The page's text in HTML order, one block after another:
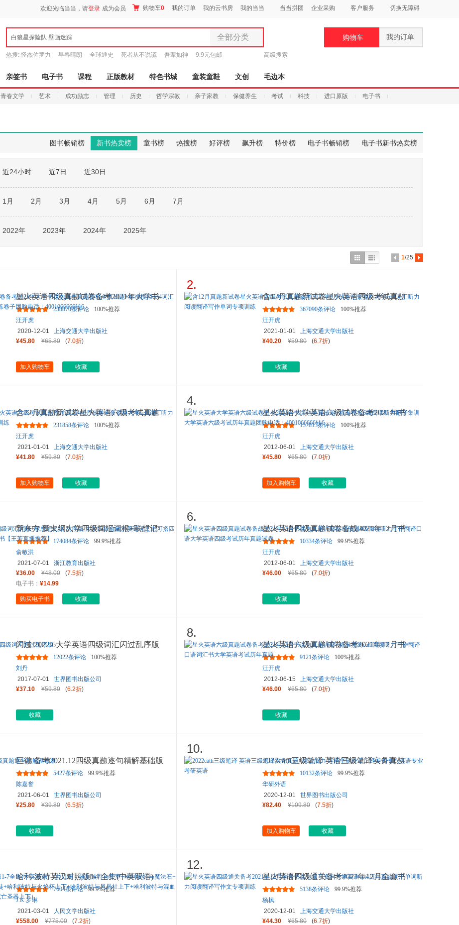
欢迎光临当当，请登录 成为会员 购物车0 我的订单 我的云书房 我的当当 当当拼团 企业采购 客户服务 切换无障碍
白狼星探险队 壁画迷踪 全部分类
全部分类
图书
电子书
音像
玩具
孕婴服饰
数码影音
热搜: 怪杰佐罗力 早春晴朗 全球通史 死者从不说谎 吾辈如神 9.9元包邮 高级搜索
购物车 我的订单
亲签书 电子书 课程 正版教材 特色书城 童装童鞋 文创 毛边本
青春文学 艺术 成功励志 管理 历史 哲学宗教 亲子家教 保健养生 考试 科技 进口原版 电子书
图书畅销榜 新书热卖榜 童书榜 热搜榜 好评榜 飙升榜 特价榜 电子书畅销榜 电子书新书热卖榜
近24小时 近7日 近30日
1月 2月 3月 4月 5月 6月 7月
2022年 2023年 2024年 2025年
1/25
星火英语四级真题试卷备考2021年大学书
课包历年真题资料全真试题...
238870条评论
100%推荐
汪开虎
2020-12-01
上海交通大学出版社
¥45.80
¥65.80 (7.0折)
加入购物车 收藏
2.
含12月真题新试卷星火英语四级考试真题
备考2021年6月试卷全套资料...
367090条评论
100%推荐
汪开虎
2021-01-01
上海交通大学出版社
¥40.20
¥59.80 (6.7折)
收藏
含12月真题新试卷星火英语六级考试真题
备考2021年6月试卷全套资料...
231858条评论
100%推荐
汪开虎
2021-01-01
上海交通大学出版社
¥41.80
¥59.80 (7.0折)
加入购物车 收藏
4.
星火英语大学英语六级试卷备考2021年书
课包全真试题+标准模拟6级...
157813条评论
100%推荐
汪开虎
2012-06-01
上海交通大学出版社
¥45.80
¥65.80 (7.0折)
加入购物车 收藏
新东方 新大纲大学四级词汇词根+联想记
忆法 乱序版 大学四级俞敏...
174084条评论
99.9%推荐
俞敏洪
2021-07-01
浙江教育出版社
¥36.00
¥48.00 (7.5折)
电子书： ¥14.99
购买电子书 收藏
6.
星火英语四级真题试卷备战2021年12月书
课包真题详解标准预测4级阅...
10334条评论
99.9%推荐
汪开虎
2012-06-01
上海交通大学出版社
¥46.00
¥65.80 (7.0折)
收藏
闪过 2022.6大学英语四级词汇闪过乱序版
12022条评论
100%推荐
刘丹
2017-07-01
世界图书出版公司
¥37.10
¥59.80 (6.2折)
收藏
8.
星火英语六级真题试卷备考2021年12月书
课包真题详解+标准预测cet...
9121条评论
100%推荐
汪开虎
2012-06-15
上海交通大学出版社
¥46.00
¥65.80 (7.0折)
收藏
巨微 备考2021.12四级真题逐句精解基础版
5427条评论
99.9%推荐
陈嘉誉
2021-06-01
世界图书出版公司
¥25.80
¥39.80 (6.5折)
收藏
10.
2022catti三级笔译 英语三级笔译实务真题
+综合能力 可搭华研外语...
10132条评论
99.9%推荐
华研外语
2020-12-01
世界图书出版公司
¥82.40
¥109.80 (7.5折)
加入购物车 收藏
哈利·波特英汉对照版1-7全集(中英双语)
（共11册：哈利波特与密室...
7604条评论
99.9%推荐
J.K.罗琳
2021-03-01
人民文学出版社
¥558.00
¥775.00 (7.2折)
12.
星火英语四级通关备考2021年12月全套书
课包复习资料大学英语cet4...
5138条评论
99.9%推荐
杨枫
2020-12-01
上海交通大学出版社
¥44.30
¥65.80 (6.7折)